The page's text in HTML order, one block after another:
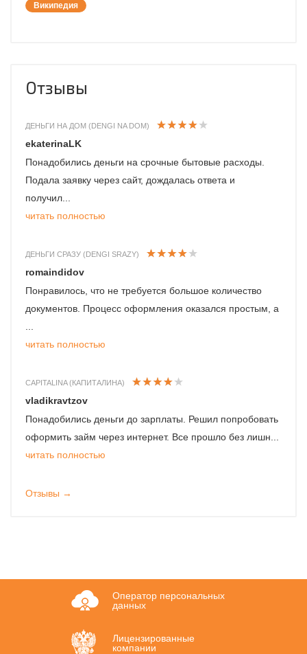
Википедия
Отзывы
ДЕНЬГИ НА ДОМ (DENGI NA DOM)
ekaterinaLK
Понадобились деньги на срочные бытовые расходы.
Подала заявку через сайт, дождалась ответа и
получил...
читать полностью
ДЕНЬГИ СРАЗУ (DENGI SRAZY)
romaindidov
Понравилось, что не требуется большое количество
документов. Процесс оформления оказался простым, а
читать полностью
CAPITALINA (КАПИТАЛИНА)
vladikravtzov
Понадобились деньги до зарплаты. Решил попробовать
оформить займ через интернет. Все прошло без лишн...
читать полностью
Отзывы →
Оператор персональных
данных
Лицензированные
компании